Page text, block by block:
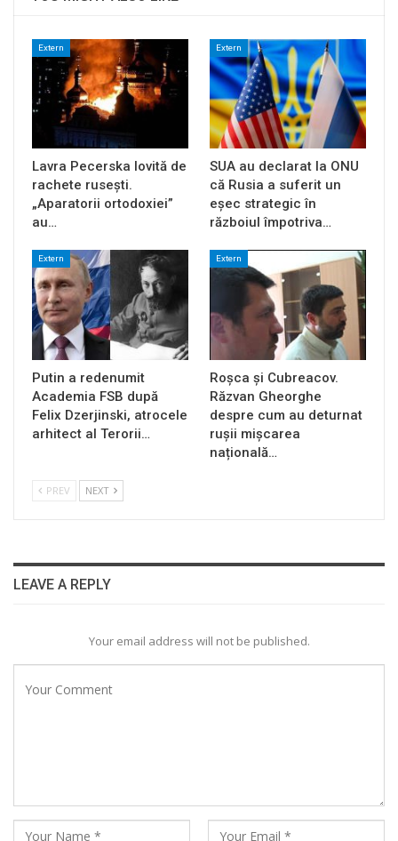
Extern
Lavra Pecerska lovită de
rachete rusești.
„Aparatorii ortodoxiei”
au…
Extern
SUA au declarat la ONU
că Rusia a suferit un
eșec strategic în
războiul împotriva…
Extern
Putin a redenumit
Academia FSB după
Felix Dzerjinski, atrocele
arhitect al Terorii…
Extern
Roșca și Cubreacov.
Răzvan Gheorghe
despre cum au deturnat
rușii mișcarea
națională…
PREV NEXT
LEAVE A REPLY
Your email address will not be published.